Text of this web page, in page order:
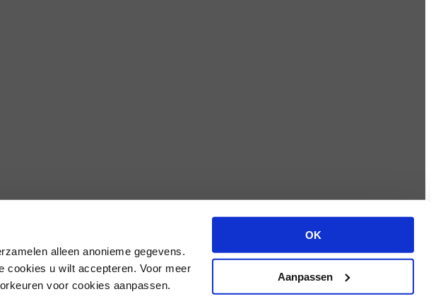
alleen anonieme gegevens.
cookies u wilt accepteren. Voor meer
voor cookies aanpassen.
OK
Aanpassen